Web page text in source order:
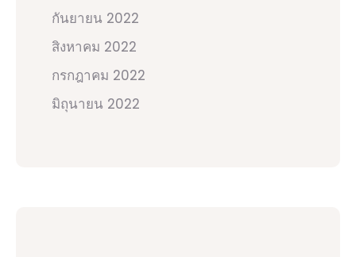
กันยายน 2022
สิงหาคม 2022
กรกฎาคม 2022
มิถุนายน 2022